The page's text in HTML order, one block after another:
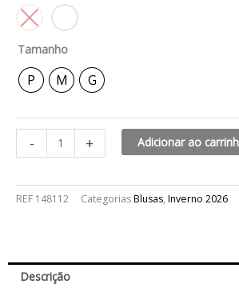
Tamanho
P M G
-
bufantes
hanna
quantidade
+ Adicionar ao
REF 148112 CategoriasBlusas, Inverno 2026
Descrição